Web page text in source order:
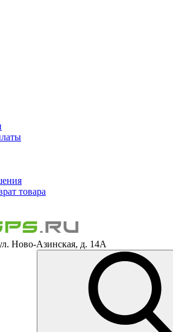
товара
Ново-Азинская, д. 14А